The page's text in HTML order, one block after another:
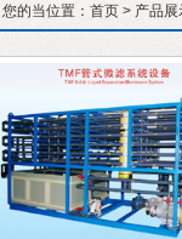
您的当位置： 首页> 产品展